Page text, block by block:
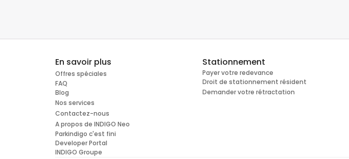
En savoir plus
Offres spéciales
FAQ
Blog
Nos services
Contactez-nous
A propos de INDIGO Neo
Parkindigo c'est fini
Developer Portal
INDIGO Groupe
Stationnement
Payer votre redevance
Droit de stationnement résident
Demander votre rétractation